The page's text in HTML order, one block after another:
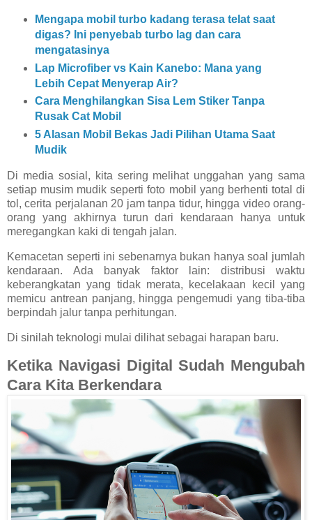
Mengapa mobil turbo kadang terasa telat saat
digas? Ini penyebab turbo lag dan cara
mengatasinya
Lap Microfiber vs Kain Kanebo: Mana yang
Lebih Cepat Menyerap Air?
Cara Menghilangkan Sisa Lem Stiker Tanpa
Rusak Cat Mobil
5 Alasan Mobil Bekas Jadi Pilihan Utama Saat
Mudik
Di media sosial, kita sering melihat unggahan yang sama
setiap musim mudik seperti foto mobil yang berhenti total di
tol, cerita perjalanan 20 jam tanpa tidur, hingga video orang-
orang yang akhirnya turun dari kendaraan hanya untuk
meregangkan kaki di tengah jalan.
Kemacetan seperti ini sebenarnya bukan hanya soal jumlah
kendaraan. Ada banyak faktor lain: distribusi waktu
keberangkatan yang tidak merata, kecelakaan kecil yang
memicu antrean panjang, hingga pengemudi yang tiba-tiba
berpindah jalur tanpa perhitungan.
Di sinilah teknologi mulai dilihat sebagai harapan baru.
Ketika Navigasi Digital Sudah Mengubah
Cara Kita Berkendara